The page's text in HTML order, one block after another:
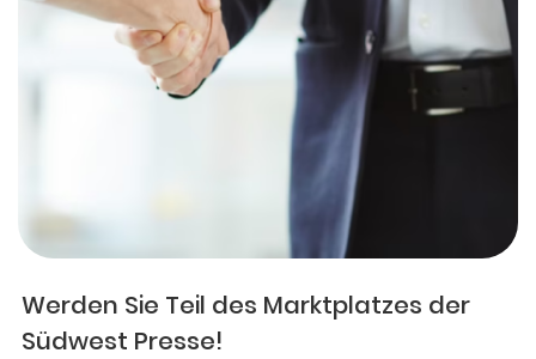
Werden Sie Teil des Marktplatzes der
Südwest Presse!